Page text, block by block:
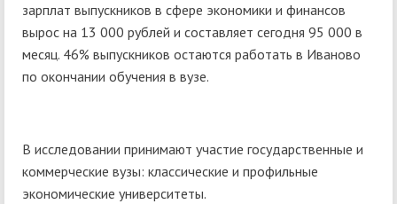
зарплат выпускников в сфере экономики и финансов
вырос на 13 000 рублей и составляет сегодня 95 000 в
месяц. 46% выпускников остаются работать в Иваново
по окончании обучения в вузе.
В исследовании принимают участие государственные и
коммерческие вузы: классические и профильные
экономические университеты.